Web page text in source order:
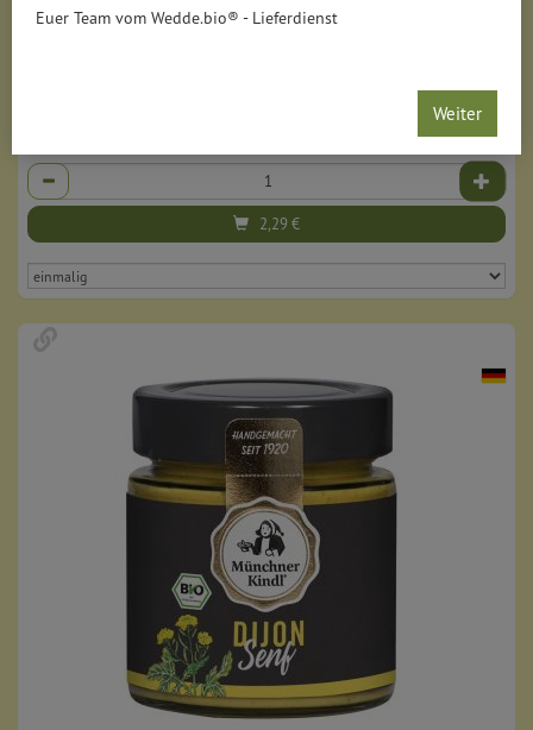
Euer Team vom Wedde.bio® - Lieferdienst
Weiter
Delikatess Senf
Anzahl
2,29€